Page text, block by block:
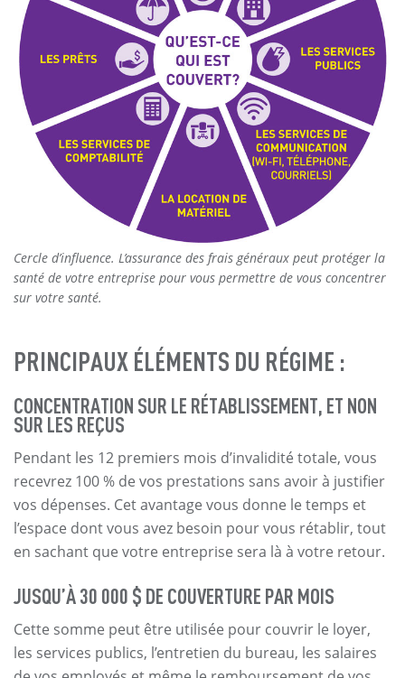
Cercle d’influence. L’assurance des frais généraux peut protéger la
santé de votre entreprise pour vous permettre de vous concentrer
sur votre santé.
PRINCIPAUX ÉLÉMENTS DU RÉGIME :
CONCENTRATION SUR LE RÉTABLISSEMENT, ET NON
SUR LES REÇUS
Pendant les 12 premiers mois d’invalidité totale, vous
recevrez 100 % de vos prestations sans avoir à justifier
vos dépenses. Cet avantage vous donne le temps et
l’espace dont vous avez besoin pour vous rétablir, tout
en sachant que votre entreprise sera là à votre retour.
JUSQU’À 30 000 $ DE COUVERTURE PAR MOIS
Cette somme peut être utilisée pour couvrir le loyer,
les services publics, l’entretien du bureau, les salaires